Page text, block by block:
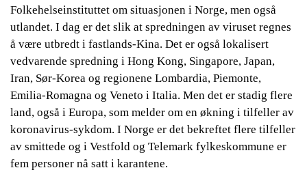
Folkehelseinstituttet om situasjonen i Norge, men også
utlandet. I dag er det slik at spredningen av viruset regnes
å være utbredt i fastlands-Kina. Det er også lokalisert
vedvarende spredning i Hong Kong, Singapore, Japan,
Iran, Sør-Korea og regionene Lombardia, Piemonte,
Emilia-Romagna og Veneto i Italia. Men det er stadig flere
land, også i Europa, som melder om en økning i tilfeller av
koronavirus-sykdom. I Norge er det bekreftet flere tilfeller
av smittede og i Vestfold og Telemark fylkeskommune er
fem personer nå satt i karantene.